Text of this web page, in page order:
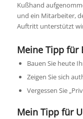
Kußhand
und ein Mitarbeiter,
Auftritt unterstützt
Meine Tipp für
Bauen Sie heute
Zeigen Sie sich
Vergessen Sie
Mein Tipp für